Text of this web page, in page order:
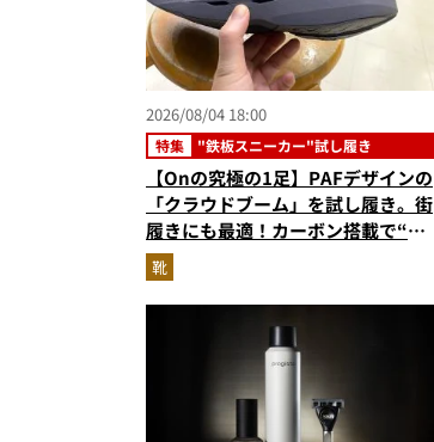
2026/08/04 18:00
特集 "鉄板スニーカー"試し履き
【Onの究極の1足】PAFデザインの
「クラウドブーム」を試し履き。街
履きにも最適！カーボン搭載で“走
れるハイテク靴”の最高峰
靴